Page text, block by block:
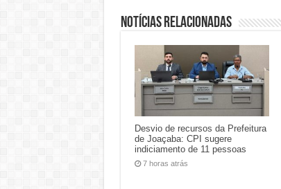
Notícias relacionadas
Desvio de recursos da Prefeitura
de Joaçaba: CPI sugere
indiciamento de 11 pessoas
7 horas atrás